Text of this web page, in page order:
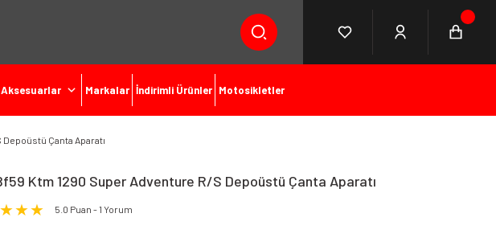
Aksesuarlar Markalar İndirimli Ürünler Motosikletler
Çanta Aparatı
Ktm 1290 Super Adventure R/S Depoüstü Çanta Aparatı
5.0 Puan - 1 Yorum